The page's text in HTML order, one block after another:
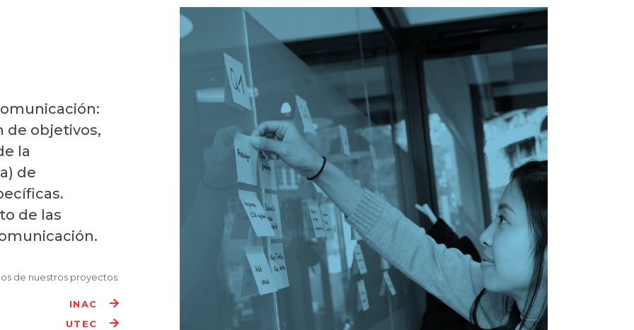
de objetivos,
la
de
de las
de nuestros proyectos:
INAC
UTEC